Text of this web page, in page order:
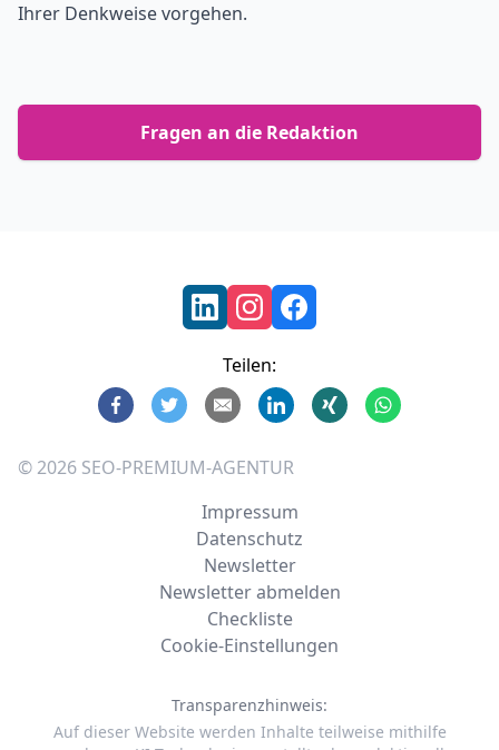
Ihrer Denkweise vorgehen.
Fragen an die Redaktion
Teilen:
© 2026 SEO-PREMIUM-AGENTUR
Impressum
Datenschutz
Newsletter
Newsletter abmelden
Checkliste
Cookie-Einstellungen
Transparenzhinweis:
Auf dieser Website werden Inhalte teilweise mithilfe